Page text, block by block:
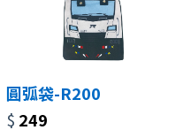
圓弧袋-R200
$ 249